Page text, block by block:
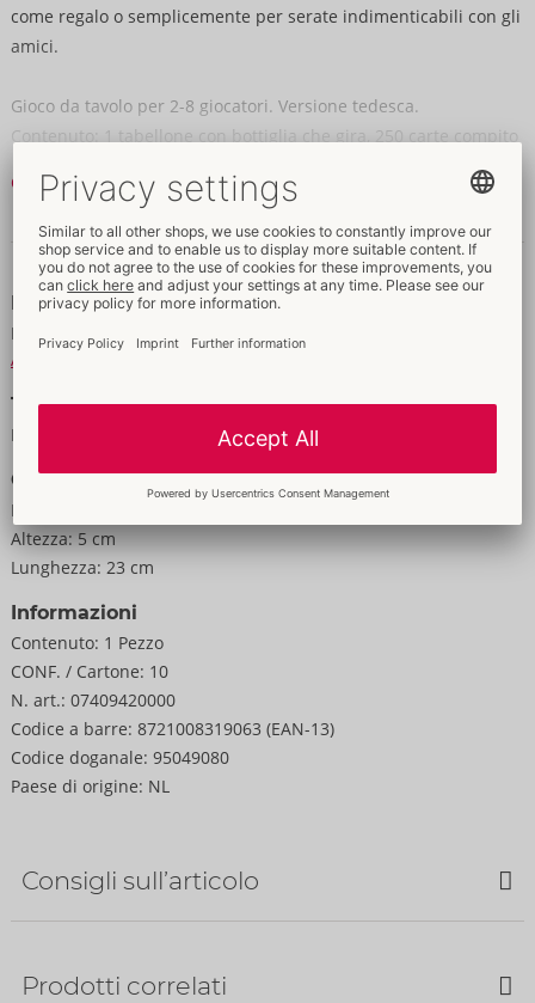
come regalo o semplicemente per serate indimenticabili con gli
amici.
Gioco da tavolo per 2-8 giocatori. Versione tedesca.
Contenuto: 1 tabellone con bottiglia che gira, 250 carte compito
Continua a leggere
Dati e proprietà
Dati
Materiale: Papier
Alle informazioni materiali
Taglia
Peso:
Confezione
Larghezza:
Altezza: 5 cm
Lunghezza: 23 cm
Informazioni
Contenuto: 1 Pezzo
CONF. / Cartone: 10
N. art.: 07409420000
Codice a barre: 8721008319063 (EAN-13)
Codice doganale: 95049080
Paese di origine: NL
Consigli sull’articolo
Prodotti correlati